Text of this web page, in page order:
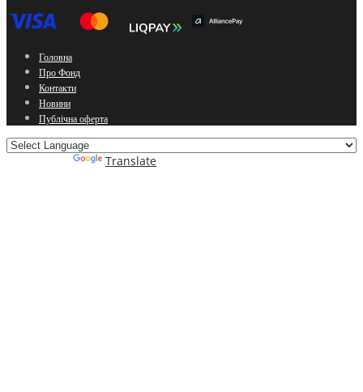
Головна
Про Фонд
Контакти
Новини
Публічна оферта
Translate